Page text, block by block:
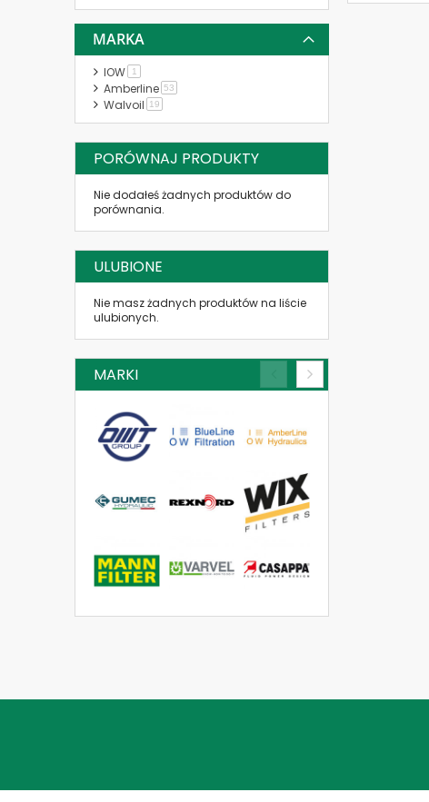
MARKA
IOW 1
Amberline 53
Walvoil 19
PORÓWNAJ PRODUKTY
Nie dodałeś żadnych produktów do
porównania.
ULUBIONE
Nie masz żadnych produktów na liście
ulubionych.
MARKI